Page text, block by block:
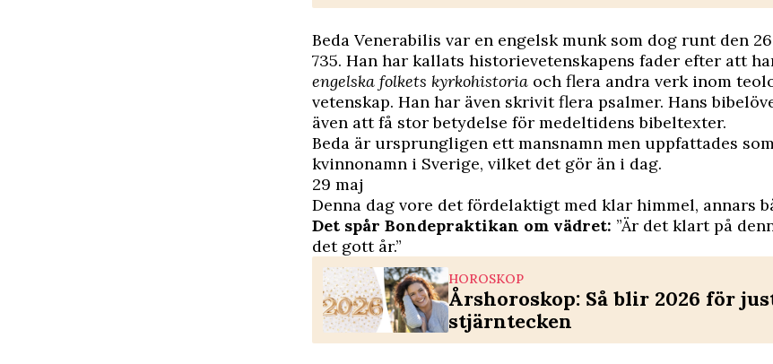
Beda Venerabilis var en engelsk munk som dog runt den
735. Han har kallats historievetenskapens fader efter att
engelska folkets kyrkohistoria och flera andra verk inom
vetenskap. Han har även skrivit flera psalmer. Hans
även att få stor betydelse för medeltidens bibeltexter.
Beda är ursprungligen ett mansnamn men uppfattades
kvinnonamn i Sverige, vilket det gör än i dag.
29 maj
Denna dag vore det fördelaktigt med klar himmel, annars
Det spår Bondepraktikan om vädret: ”Är det klart på
det gott år.”
HOROSKOP
Årshoroskop: Så blir 2026 för
stjärntecken